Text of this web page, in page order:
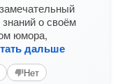
о своём
юмора,
дальше
Нет